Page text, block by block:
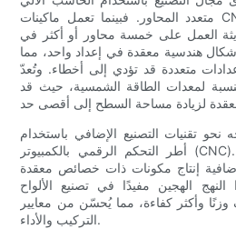
متعدد المحاور. فبينما تعمل ماكينات CNC التقليدية عادةً على ثلاثة
العمل على خمسة محاور أو أكثر في
هندسية معقدة في إعداد واحد، مما
متعددة قد تؤدي إلى أخطاء. وتُعدّ
لمعدات الطاقة الشمسية، حيث قد
نحو تقنيات التصنيع الإضافي باستخدام
أطر التحكم الرقمي بالكمبيوتر (CNC). تتيح الآلات التي تجمع بين
إنتاج مكونات ذات خصائص معقدة
الهجين مفيدًا في تصنيع الألواح
وزنًا وأكثر كفاءة، مما يُحسّن من معايير
التركيب والأداء.